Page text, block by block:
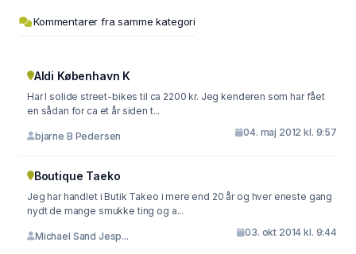
Kommentarer fra samme kategori
Aldi København K
Har I solide street-bikes til ca 2200 kr. Jeg kenderen som har fået
en sådan for ca et år siden t...
bjarne B Pedersen 04. maj 2012 kl. 9:57
Boutique Taeko
Jeg har handlet i Butik Takeo i mere end 20 år og hver eneste gang
nydt de mange smukke ting og a...
Michael Sand Jesp... 03. okt 2014 kl. 9:44